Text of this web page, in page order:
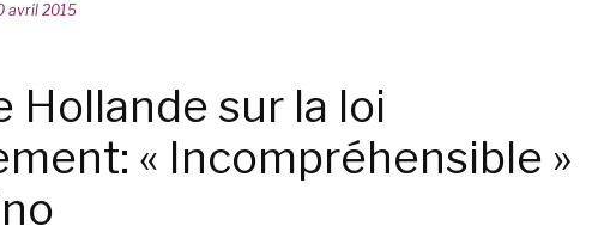
avril 2015
Hollande sur la loi
« Incompréhensible »